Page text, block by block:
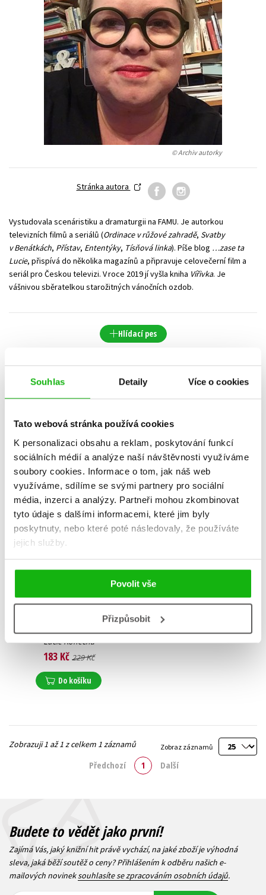
Souhlas Detaily Více o cookies
Tato webová stránka používá cookies
K personalizaci obsahu a reklam, poskytování funkcí
sociálních médií a analýze naší návštěvnosti využíváme
soubory cookies. Informace o tom, jak náš web
využíváme, sdílíme se svými partnery pro sociální
média, inzerci a analýzy. Partneři mohou zkombinovat
tyto údaje s dalšími informacemi, které jim byly
poskytnuty, nebo které poté následovaly, že používáte
jejich služby.
Povolit vše
Přizpůsobit
Young adult (SK)
Zahraniční literatura Zdraví a životní styl
Všechny tituly
© Archiv autorky
Stránka autora
Vystudovala scenáristiku a dramaturgii na FAMU. Je autorkou
televizních filmů a seriálů (Ordinace v růžové zahradě, Svatby
v Benátkách, Přístav, Ententýky, Tísňová linka). Píše blog …zase ta
Lucie, přispívá do několika magazínů a připravuje celovečerní film a
seriál pro Českou televizi. V roce 2019 jí vyšla kniha Vířivka. Je
vášnivou sběratelkou starožitných vánočních ozdob.
Hlídací pes
Datum vydání Prodejnost
Název
POUZE DOSTUPNÉ
Lucie Konečná
183 Kč 229 Kč
Do košíku
Zobraz záznamů
Zobrazuji 1 až 1 z celkem 1 záznamů
Předchozí 1 Další
Budete to vědět jako první!
Zajímá Vás, jaký knižní hit právě vychází, na jaké zboží je výhodná
sleva, jaká běží soutěž o ceny? Přihlášením k odběru našich e-
mailových novineksouhlasíte se zpracováním osobních údajů.